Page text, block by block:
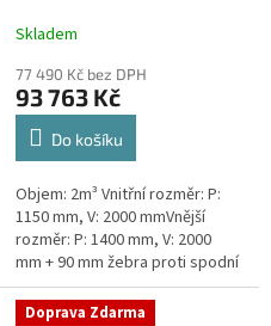
nádrž 2m3
Skladem
77 490 Kč bez DPH
93 763 Kč
Do košíku
Objem: 2m³ Vnitřní rozměr: P:
1150 mm, V: 2000 mmVnější
rozměr: P: 1400 mm, V: 2000
mm + 90 mm žebra proti spodní
vodě + komínek Kvalitní,
výkonná a extrémně spolehlivá...
Doprava Zdarma